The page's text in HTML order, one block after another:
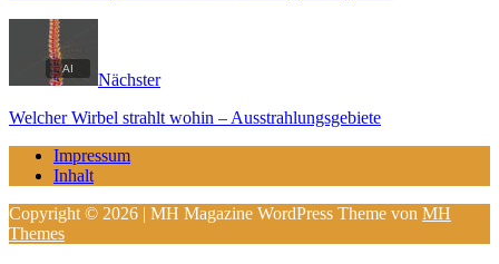
Nächster
Welcher Wirbel strahlt wohin – Ausstrahlungsgebiete
Impressum
Inhalt
Copyright © 2026 | MH Magazine WordPress Theme von MH
Themes